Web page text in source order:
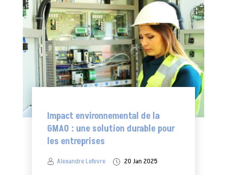
Impact environnemental de la
GMAO : une solution durable pour
les entreprises
Alexandre Lefevre
20 Jan 2025